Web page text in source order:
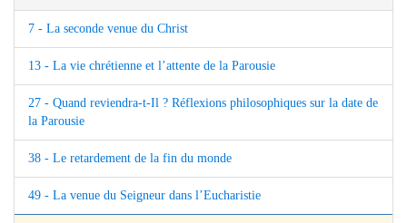
7 - La seconde venue du Christ
13 - La vie chrétienne et l’attente de la Parousie
27 - Quand reviendra-t-Il ? Réflexions philosophiques sur la date de
la Parousie
38 - Le retardement de la fin du monde
49 - La venue du Seigneur dans l’Eucharistie